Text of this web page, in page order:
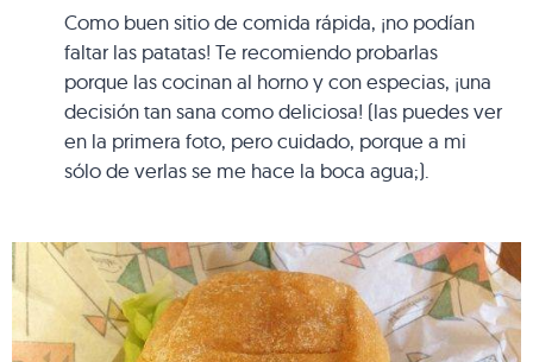
Como buen sitio de comida rápida, ¡no podían
faltar las patatas! Te recomiendo probarlas
porque las cocinan al horno y con especias, ¡una
decisión tan sana como deliciosa! (las puedes ver
en la primera foto, pero cuidado, porque a mi
sólo de verlas se me hace la boca agua;).